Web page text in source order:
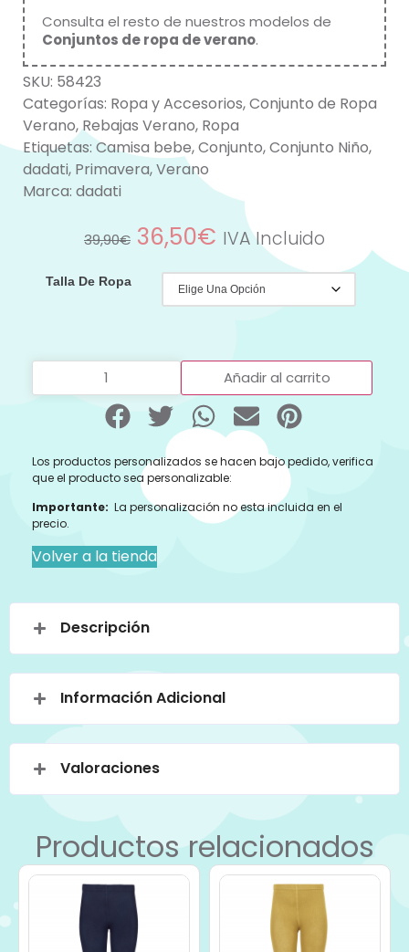
Consulta el resto de nuestros modelos de
Conjuntos de ropa de verano.
SKU: 58423
Categorías: Ropa y Accesorios,Conjunto de Ropa
Verano,Rebajas Verano, Ropa
Etiquetas: Camisa bebe,Conjunto,Conjunto Niño,
dadati, Primavera,Verano
Marca: dadati
39,90€ 36,50€ IVA Incluido
Talla De Ropa
Añadir al carrito
Los productos personalizados se hacen bajo pedido, verifica
que el producto sea personalizable:
Importante: La personalización no esta incluida en el
precio.
Volver a la tienda
Descripción
Información Adicional
Valoraciones
Productos relacionados